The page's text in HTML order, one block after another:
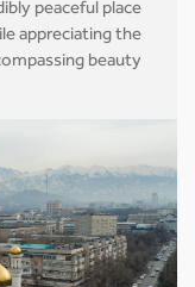
peaceful place
appreciating the
beauty.